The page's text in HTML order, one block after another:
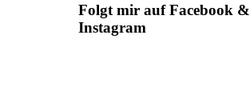
Folgt mir auf Facebook &
Instagram